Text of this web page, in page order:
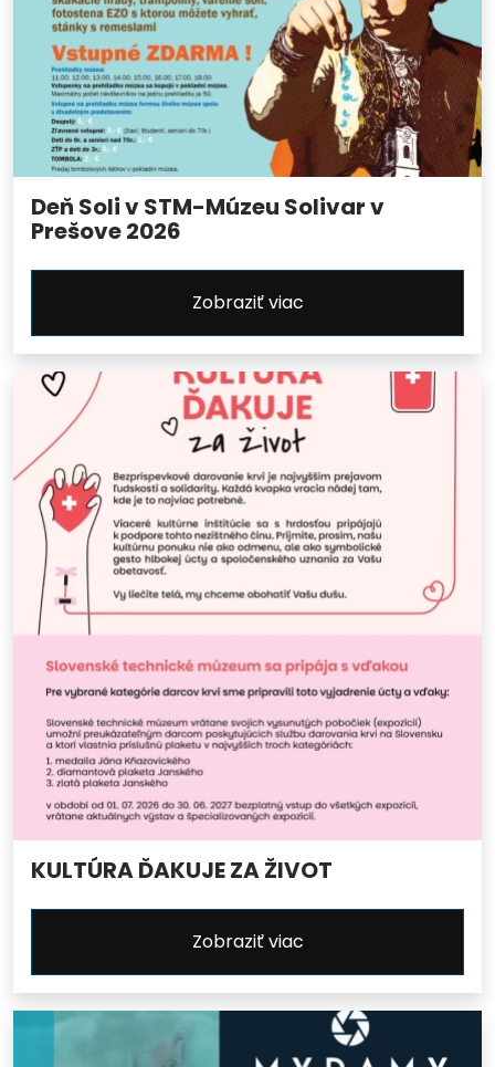
Deň Soli v STM-Múzeu Solivar v
Prešove 2026
Zobraziť viac
KULTÚRA ĎAKUJE ZA ŽIVOT
Zobraziť viac